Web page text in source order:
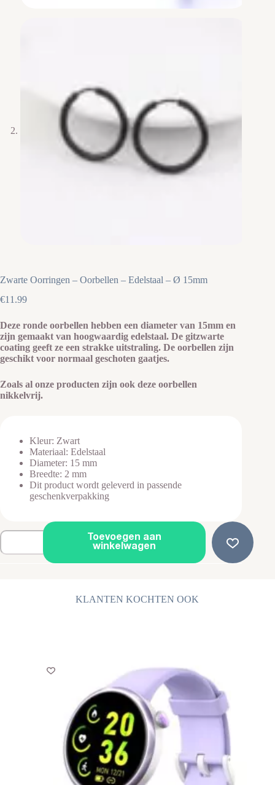
Zwarte Oorringen – Oorbellen – Edelstaal – Ø 15mm
€11.99
Deze ronde oorbellen hebben een diameter van 15mm en
zijn gemaakt van hoogwaardig edelstaal. De gitzwarte
coating geeft ze een strakke uitstraling. De oorbellen zijn
geschikt voor normaal geschoten gaatjes.
Zoals al onze producten zijn ook deze oorbellen
nikkelvrij.
Kleur: Zwart
Materiaal: Edelstaal
Diameter: 15 mm
Breedte: 2 mm
Dit product wordt geleverd in passende
geschenkverpakking
Zwarte
-
Toevoegen aan
winkelwagen
KLANTEN KOCHTEN OOK